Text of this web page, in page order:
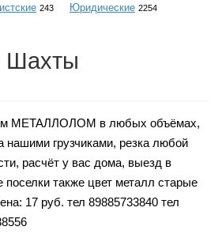
Каталог
Инфо
Гороскоп
243 Юридические 2254
Шахты
МЕТАЛЛОЛОМ в любых объёмах,
нашими грузчиками, резка любой
расчёт у вас дома, выезд в
поселки также цвет металл старые
17 руб. тел 89885733840 тел